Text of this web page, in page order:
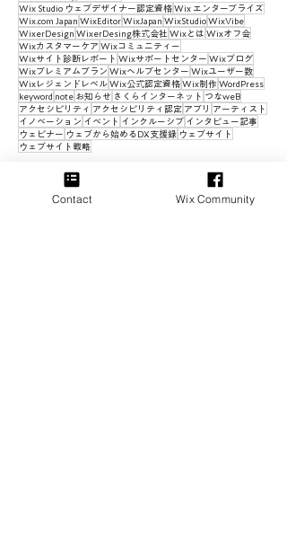
Wix Studio ウェブデザイナー認定資格 Wix エンタープライズ
Wix.com Japan WixEditor WixJapan WixStudio WixVibe
WixerDesign WixerDesing株式会社 Wixとは Wixオフ会
Wixカスタマーケア Wixコミュニティー
Wixサイト診断レポート Wixサポートセンター Wixブログ
Wixプレミアムプラン Wixヘルプセンター Wixユーザー数
Wixレジェンドレベル Wix公式認定資格 Wix制作 WordPress
keyword note お知らせ さくらインターネット つなweB
アクセシビリティ アクセシビリティ認定 アプリ アーティスト
イノベーション イベント インクルーシブ インタビュー記事
ウェビナー ウェブから始めるDX支援録 ウェブサイト
ウェブサイト戦略
Contact Wix Community